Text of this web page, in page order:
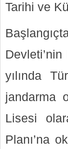
Tarihi ve
yılında
jandarma
Lisesi
Planı’na